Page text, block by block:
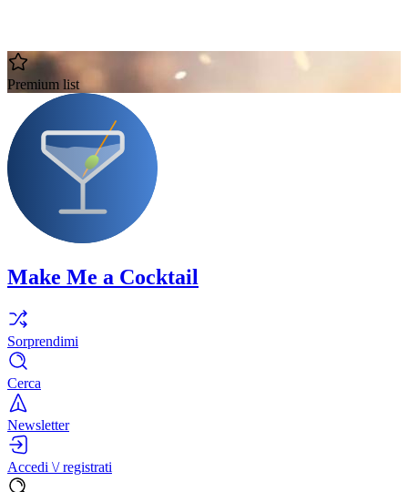
Premium list
Make Me a Cocktail
Sorprendimi
Cerca
Newsletter
Accedi \/ registrati